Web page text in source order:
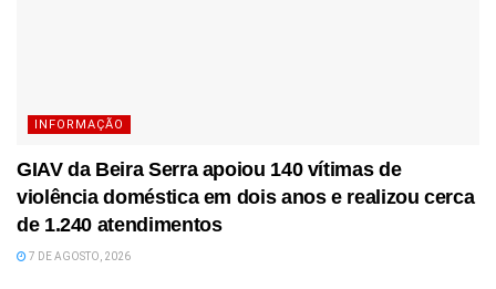
INFORMAÇÃO
GIAV da Beira Serra apoiou 140 vítimas de
violência doméstica em dois anos e realizou cerca
de 1.240 atendimentos
7 DE AGOSTO, 2026